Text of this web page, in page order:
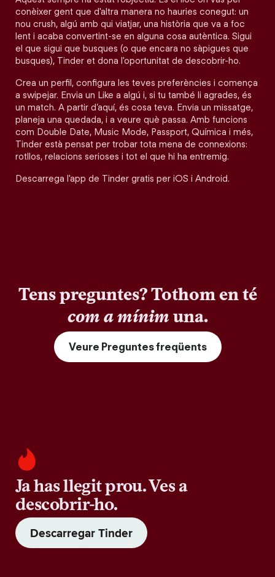
conèixer gent que d'altra manera no hauries conegut: un
nou crush, algú amb qui viatjar, una història que va a foc
lent i acaba convertint-se en alguna cosa autèntica. Sigui
el que sigui que busques (o que encara no sàpigues que
busques), Tinder et dona l'oportunitat de descobrir-ho.
Crea un perfil, configura les teves preferències i comença
a swipejar. Envia un Like a algú i, si tu també li agrades, és
un match. A partir d’aquí, és cosa teva. Envia un missatge,
planeja una quedada, i a veure què passa. Amb funcions
com Double Date, Music Mode, Passport, Química i més,
Tinder està pensat per trobar tota mena de connexions:
rotllos, relacions serioses i tot el que hi ha entremig.
Descarrega l'app de Tinder gratis per iOS i Android.
Tens preguntes? Tothom en té
com a mínimuna.
Veure Preguntes freqüents
Ja has llegit prou. Ves a
descobrir-ho.
Descarregar Tinder